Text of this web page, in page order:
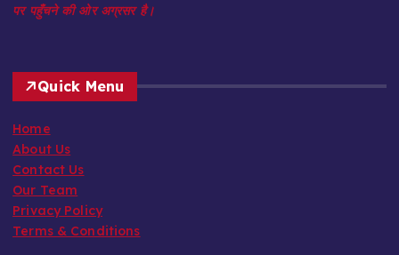
पर पहुँचने की ओर अग्रसर है।
Quick Menu
Home
About Us
Contact Us
Our Team
Privacy Policy
Terms & Conditions